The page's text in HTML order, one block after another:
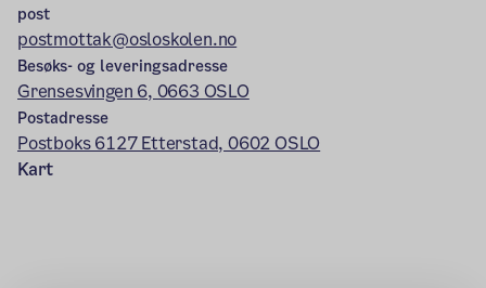
post
postmottak@osloskolen.no
Besøks- og leveringsadresse
Grensesvingen 6, 0663 OSLO
Postadresse
Postboks 6127 Etterstad, 0602 OSLO
Kart